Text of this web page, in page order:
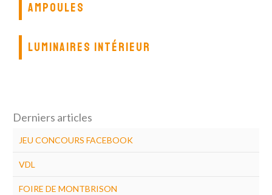
AMPOULES
LUMINAIRES INTÉRIEUR
Derniers articles
JEU CONCOURS FACEBOOK
VDL
FOIRE DE MONTBRISON